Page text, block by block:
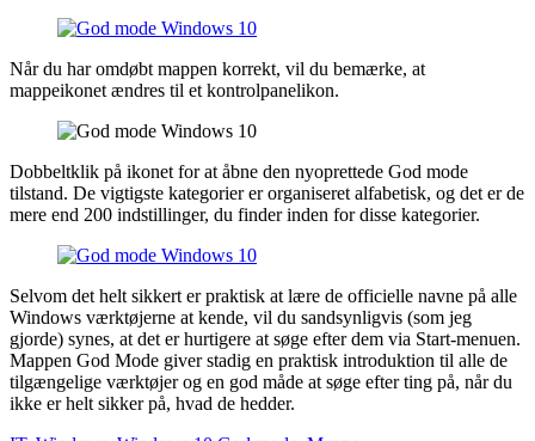
Når du har omdøbt mappen korrekt, vil du bemærke, at
mappeikonet ændres til et kontrolpanelikon.
Dobbeltklik på ikonet for at åbne den nyoprettede God mode
tilstand. De vigtigste kategorier er organiseret alfabetisk, og det er de
mere end 200 indstillinger, du finder inden for disse kategorier.
Selvom det helt sikkert er praktisk at lære de officielle navne på alle
Windows værktøjerne at kende, vil du sandsynligvis (som jeg
gjorde) synes, at det er hurtigere at søge efter dem via Start-menuen.
Mappen God Mode giver stadig en praktisk introduktion til alle de
tilgængelige værktøjer og en god måde at søge efter ting på, når du
ikke er helt sikker på, hvad de hedder.